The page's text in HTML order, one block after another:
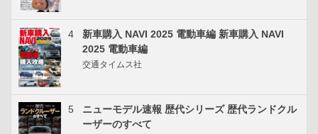
4
新車購入 NAVI 2025 電動車編 新車購入 NAVI
2025 電動車編
交通タイムス社
5
ニューモデル速報 歴代シリーズ 歴代ランドクル
ーザーのすべて